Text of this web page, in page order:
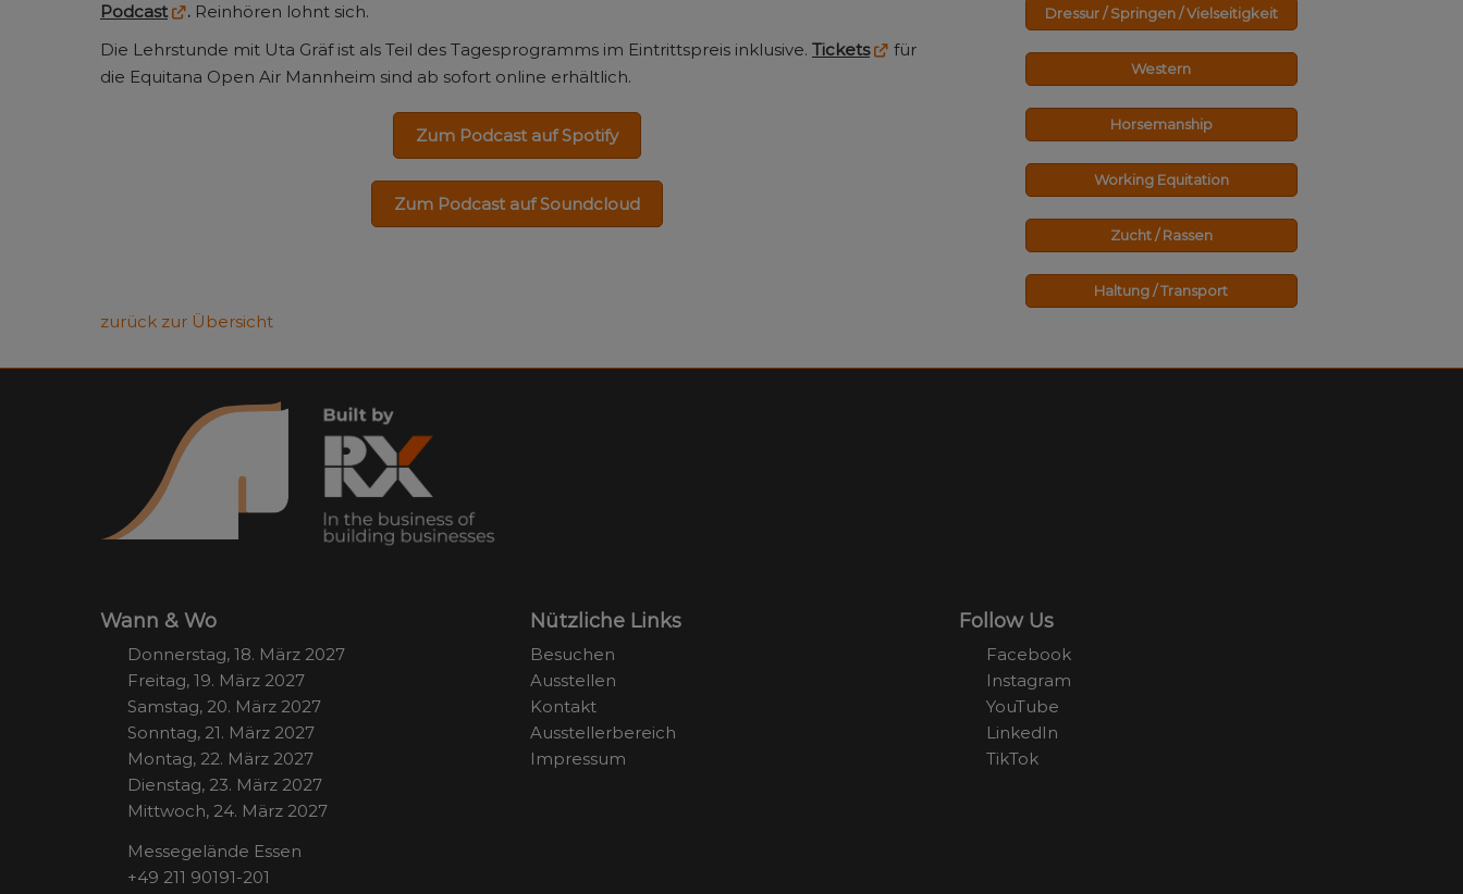
Podcast
.Reinhören lohnt sich.
Die Lehrstunde mit Uta Gräf ist als Teil des Tagesprogramms im Eintrittspreis inklusive. Tickets
für
die Equitana Open Air Mannheim sind ab sofort online erhältlich.
Zum Podcast auf Spotify
Zum Podcast auf Soundcloud
Dressur / Springen / Vielseitigkeit
Western
Horsemanship
Working Equitation
Zucht / Rassen
Haltung / Transport
zurück zur Übersicht
Wann & Wo
Donnerstag, 18. März 2027
Freitag, 19. März 2027
Samstag, 20. März 2027
Sonntag, 21. März 2027
Montag, 22. März 2027
Dienstag, 23. März 2027
Mittwoch, 24. März 2027
Messegelände Essen
+49 211 90191-201
Nützliche Links
Besuchen
Ausstellen
Kontakt
Ausstellerbereich
Impressum
Follow Us
Facebook
Instagram
YouTube
LinkedIn
TikTok